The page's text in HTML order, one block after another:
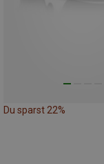
Du sparst 22%